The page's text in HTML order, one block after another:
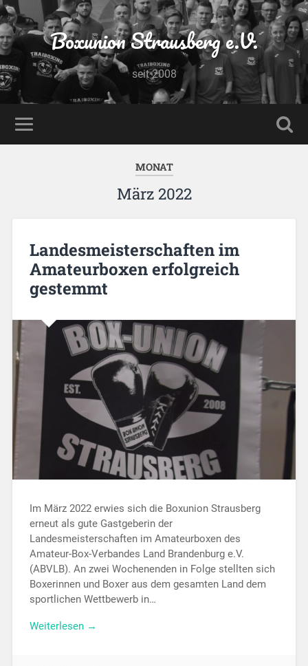
Boxunion Strausberg e.V.
seit 2008
MONAT
März 2022
Landesmeisterschaften im
Amateurboxen erfolgreich
gestemmt
Im März 2022 erwies sich die Boxunion Strausberg
erneut als gute Gastgeberin der
Landesmeisterschaften im Amateurboxen des
Amateur-Box-Verbandes Land Brandenburg e.V.
(ABVLB). An zwei Wochenenden in Folge stellten sich
Boxerinnen und Boxer aus dem gesamten Land dem
sportlichen Wettbewerb in…
Weiterlesen →